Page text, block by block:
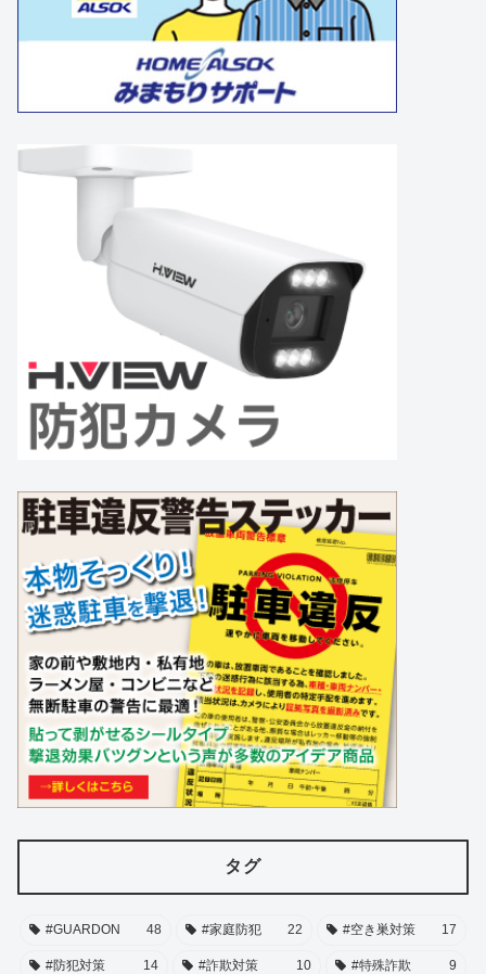
タグ
#GUARDON 48 #家庭防犯 22 #空き巣対策 17
#防犯対策 14 #詐欺対策 10 #特殊詐欺 9